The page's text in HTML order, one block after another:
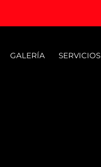
GALERÍA SERVICIOS